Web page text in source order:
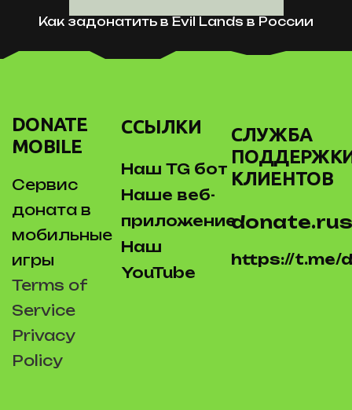
Как задонатить в Evil Lands в России
DONATE
MOBILE
Сервис
доната в
мобильные
игры
Terms of
Service
Privacy
Policy
ССЫЛКИ
Наш TG бот
Наше веб-
приложение
Наш
YouTube
СЛУЖБА
КЛИЕНТОВ
https://t.me/